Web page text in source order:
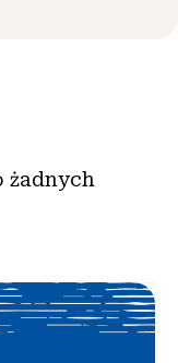
żadnych